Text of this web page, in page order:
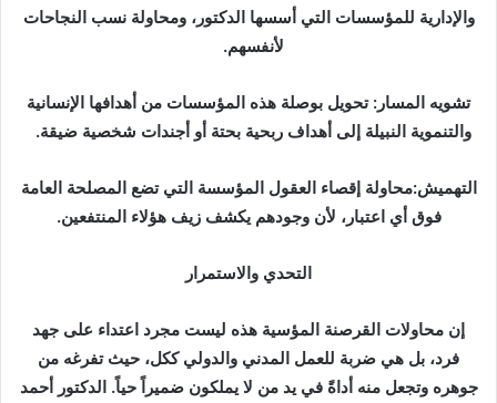
والإدارية للمؤسسات التي أسسها الدكتور، ومحاولة نسب النجاحات
لأنفسهم.
تشويه المسار: تحويل بوصلة هذه المؤسسات من أهدافها الإنسانية
والتنموية النبيلة إلى أهداف ربحية بحتة أو أجندات شخصية ضيقة.
التهميش:محاولة إقصاء العقول المؤسسة التي تضع المصلحة العامة
فوق أي اعتبار، لأن وجودهم يكشف زيف هؤلاء المنتفعين.
التحدي والاستمرار
إن محاولات القرصنة المؤسية هذه ليست مجرد اعتداء على جهد
فرد، بل هي ضربة للعمل المدني والدولي ككل، حيث تفرغه من
جوهره وتجعل منه أداةً في يد من لا يملكون ضميراً حياً. الدكتور أحمد